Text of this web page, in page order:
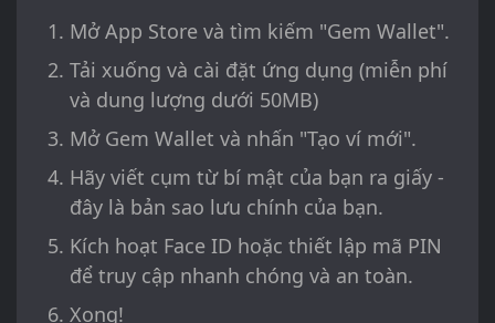
Mở App Store và tìm kiếm "Gem Wallet".
Tải xuống và cài đặt ứng dụng (miễn phí
và dung lượng dưới 50MB)
Mở Gem Wallet và nhấn "Tạo ví mới".
Hãy viết cụm từ bí mật của bạn ra giấy -
đây là bản sao lưu chính của bạn.
Kích hoạt Face ID hoặc thiết lập mã PIN
để truy cập nhanh chóng và an toàn.
Xong!